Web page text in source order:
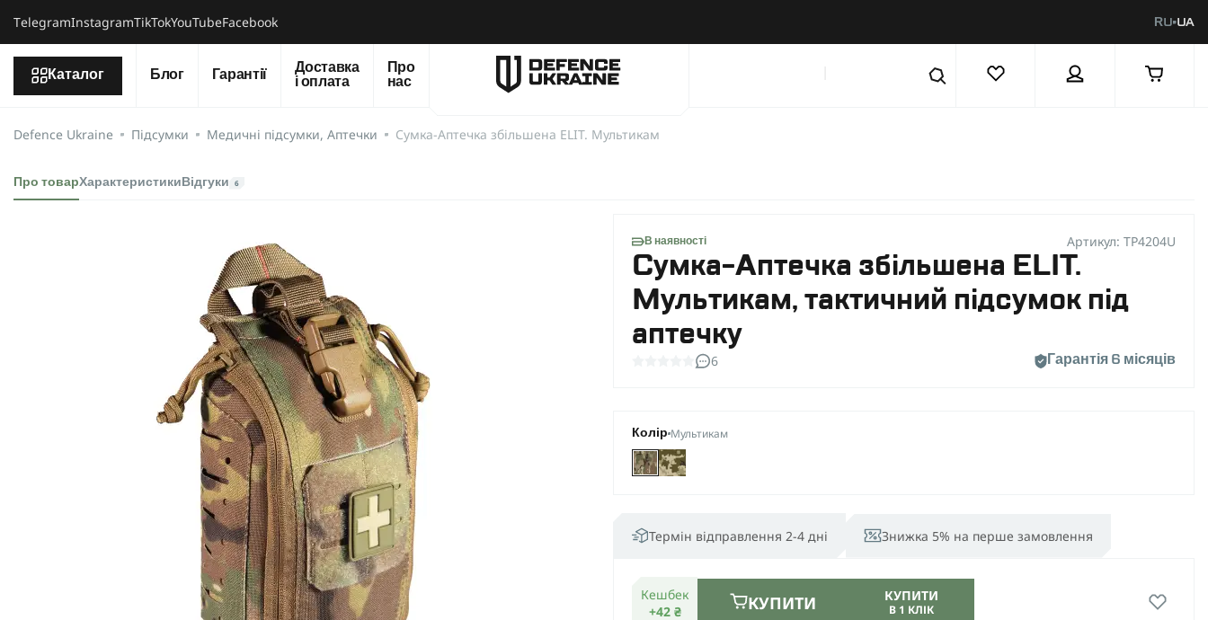
ТelegramInstagramTikTokYouTubeFacebook RU UA
Каталог Блог Гарантії
Доставка
і оплата
Про
нас
Defence Ukraine Підсумки Медичні підсумки, Аптечки Сумка-Аптечка збільшена ELIT. Мультикам
Про товарХарактеристики Відгуки 6
В наявності Артикул: TP4204U
Сумка-Аптечка збільшена ELIT.
Мультикам, тактичний підсумок під
аптечку
6 Гарантія 6 місяців
Колір Мультикам
Термін відправлення 2-4 дні Знижка 5% на перше замовлення
Кешбек
+42 ₴
КУПИТИ КУПИТИ
В 1 КЛІК